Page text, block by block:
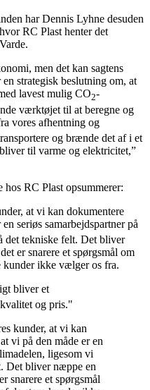
har Dennis Lyhne desuden
RC Plast henter det
men det kan sagtens
strategisk beslutning om, at
lavest mulig CO2-
værktøjet til at beregne og
vores afhentning og
og brænde det af i et
til varme og elektricitet,”
RC Plast opsummerer:
at vi kan dokumentere
seriøs samarbejdspartner på
det tekniske felt. Det bliver
er snarere et spørgsmål om
kunder ikke vælger os fra.
bliver et
og pris."
kunder, at vi kan
vi på den måde er en
ligesom vi
Det bliver næppe en
snarere et spørgsmål